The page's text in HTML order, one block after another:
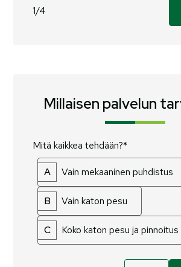
1/4
Millaisen palvelun
Mitä kaikkea tehdään?*
A Vain mekaaninen puhdistus
B Vain katon pesu
C Koko katon pesu ja